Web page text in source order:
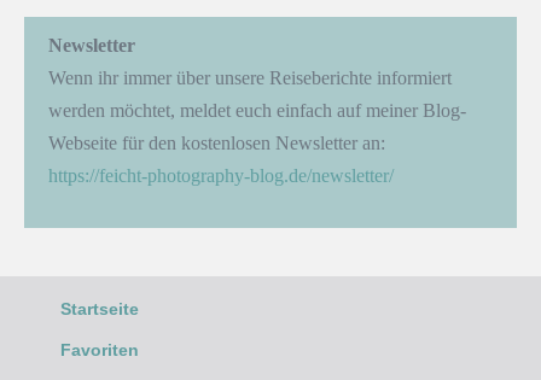
Newsletter
Wenn ihr immer über unsere Reiseberichte informiert
werden möchtet, meldet euch einfach auf meiner Blog-
Webseite für den kostenlosen Newsletter an:
https://feicht-photography-blog.de/newsletter/
Startseite
Favoriten